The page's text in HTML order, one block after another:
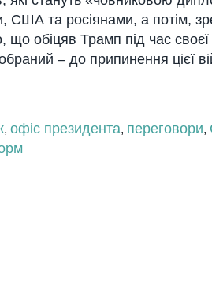
США та росіянами, а потім,
що обіцяв Трамп під час своєї
– до припинення цієї
, офіс президента, переговори,